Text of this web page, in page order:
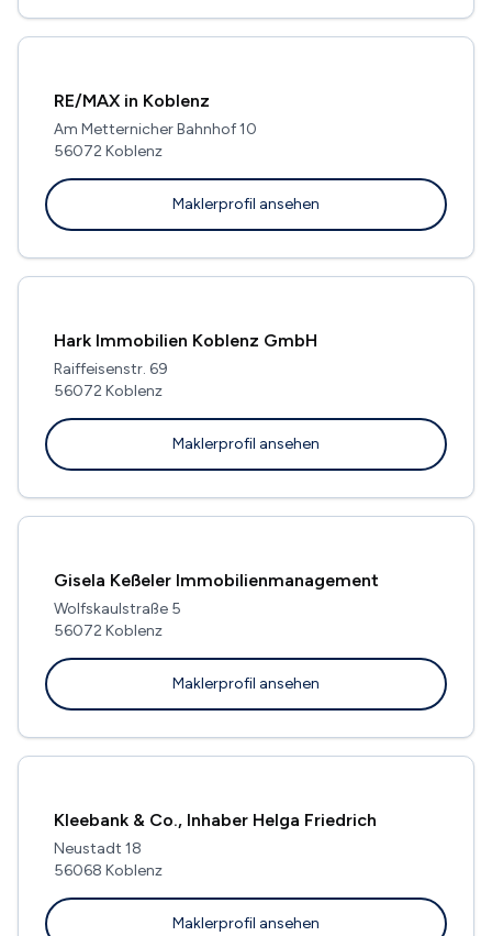
RE/MAX in Koblenz
Am Metternicher Bahnhof 10
56072 Koblenz
Maklerprofil ansehen
Hark Immobilien Koblenz GmbH
Raiffeisenstr. 69
56072 Koblenz
Maklerprofil ansehen
Gisela Keßeler Immobilienmanagement
Wolfskaulstraße 5
56072 Koblenz
Maklerprofil ansehen
Kleebank & Co., Inhaber Helga Friedrich
Neustadt 18
56068 Koblenz
Maklerprofil ansehen